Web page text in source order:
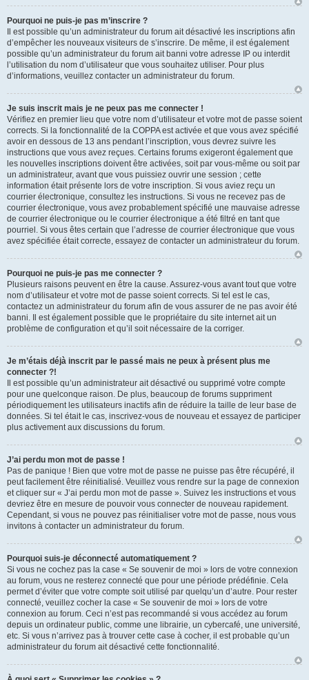
Pourquoi ne puis-je pas m’inscrire ?
Il est possible qu’un administrateur du forum ait désactivé les inscriptions afin
d’empêcher les nouveaux visiteurs de s’inscrire. De même, il est également
possible qu’un administrateur du forum ait banni votre adresse IP ou interdit
l’utilisation du nom d’utilisateur que vous souhaitez utiliser. Pour plus
d’informations, veuillez contacter un administrateur du forum.
Je suis inscrit mais je ne peux pas me connecter !
Vérifiez en premier lieu que votre nom d’utilisateur et votre mot de passe soient
corrects. Si la fonctionnalité de la COPPA est activée et que vous avez spécifié
avoir en dessous de 13 ans pendant l’inscription, vous devrez suivre les
instructions que vous avez reçues. Certains forums exigeront également que
les nouvelles inscriptions doivent être activées, soit par vous-même ou soit par
un administrateur, avant que vous puissiez ouvrir une session ; cette
information était présente lors de votre inscription. Si vous aviez reçu un
courrier électronique, consultez les instructions. Si vous ne recevez pas de
courrier électronique, vous avez probablement spécifié une mauvaise adresse
de courrier électronique ou le courrier électronique a été filtré en tant que
pourriel. Si vous êtes certain que l’adresse de courrier électronique que vous
avez spécifiée était correcte, essayez de contacter un administrateur du forum.
Pourquoi ne puis-je pas me connecter ?
Plusieurs raisons peuvent en être la cause. Assurez-vous avant tout que votre
nom d’utilisateur et votre mot de passe soient corrects. Si tel est le cas,
contactez un administrateur du forum afin de vous assurer de ne pas avoir été
banni. Il est également possible que le propriétaire du site internet ait un
problème de configuration et qu’il soit nécessaire de la corriger.
Je m’étais déjà inscrit par le passé mais ne peux à présent plus me
connecter ?!
Il est possible qu’un administrateur ait désactivé ou supprimé votre compte
pour une quelconque raison. De plus, beaucoup de forums suppriment
périodiquement les utilisateurs inactifs afin de réduire la taille de leur base de
données. Si tel était le cas, inscrivez-vous de nouveau et essayez de participer
plus activement aux discussions du forum.
J’ai perdu mon mot de passe !
Pas de panique ! Bien que votre mot de passe ne puisse pas être récupéré, il
peut facilement être réinitialisé. Veuillez vous rendre sur la page de connexion
et cliquer sur « J’ai perdu mon mot de passe ». Suivez les instructions et vous
devriez être en mesure de pouvoir vous connecter de nouveau rapidement.
Cependant, si vous ne pouvez pas réinitialiser votre mot de passe, nous vous
invitons à contacter un administrateur du forum.
Pourquoi suis-je déconnecté automatiquement ?
Si vous ne cochez pas la case « Se souvenir de moi » lors de votre connexion
au forum, vous ne resterez connecté que pour une période prédéfinie. Cela
permet d’éviter que votre compte soit utilisé par quelqu’un d’autre. Pour rester
connecté, veuillez cocher la case « Se souvenir de moi » lors de votre
connexion au forum. Ceci n’est pas recommandé si vous accédez au forum
depuis un ordinateur public, comme une librairie, un cybercafé, une université,
etc. Si vous n’arrivez pas à trouver cette case à cocher, il est probable qu’un
administrateur du forum ait désactivé cette fonctionnalité.